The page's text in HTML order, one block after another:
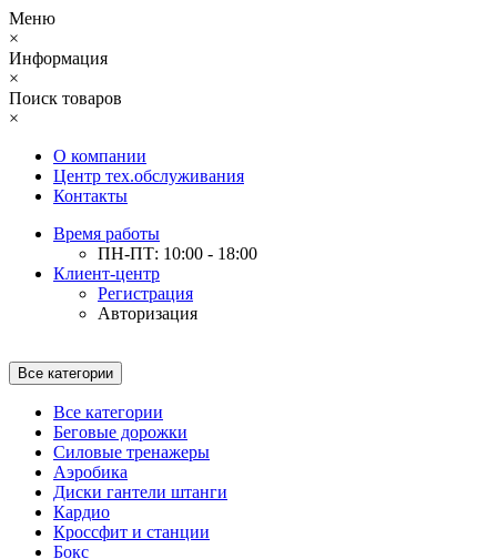
Меню
×
Информация
×
Поиск товаров
×
О компании
Центр тех.обслуживания
Контакты
Время работы
ПН-ПТ: 10:00 - 18:00
Клиент-центр
Регистрация
Авторизация
Все категории
Все категории
Беговые дорожки
Силовые тренажеры
Аэробика
Диски гантели штанги
Кардио
Кроссфит и станции
Бокс